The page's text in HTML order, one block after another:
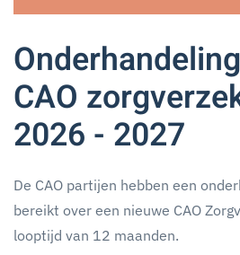
CAO
2026 - 2027
De CAO partijen hebben een
bereikt over een nieuwe CAO
looptijd van 12 maanden.